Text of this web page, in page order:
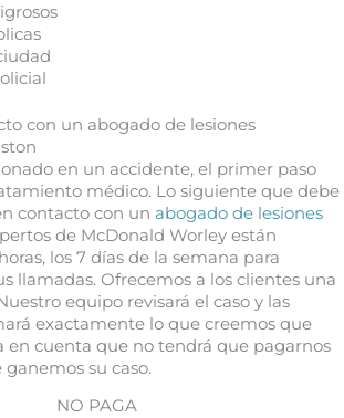
con un abogado de lesiones
en un accidente, el primer paso
médico. Lo siguiente que debe
contacto con un abogado de lesiones
de McDonald Worley están
los 7 días de la semana para
llamadas. Ofrecemos a los clientes una
equipo revisará el caso y las
exactamente lo que creemos que
en cuenta que no tendrá que pagarnos
su caso.
NO PAGA